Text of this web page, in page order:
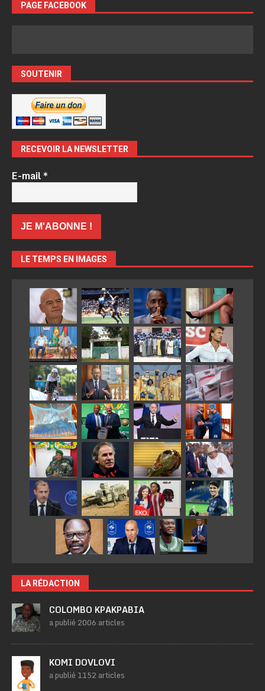
PAGE FACEBOOK
SOUTENIR
RECEVOIR LA NEWSLETTER
E-mail*
LE TEMPS EN IMAGES
LA RÉDACTION
COLOMBO KPAKPABIA
a publié 2006 articles
KOMI DOVLOVI
a publié 1152 articles